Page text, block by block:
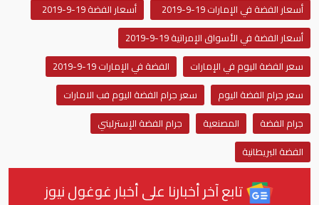
أسعار الفضة في الإمارات 19-9-2019
أسعار الفضة 19-9-2019
أسعار الفضة في الأسواق الإمراتية 19-9-2019
سعر الفضة اليوم في الإمارات
الفضة في الإمارات 19-9-2019
سعر جرام الفضة اليوم
سعر جرام الفضة اليوم فب الامارات
جرام الفضة
المصنعية
جرام الفضة الإسترليني
الفضة البريطانية
تابع آخر أخبارنا على أخبار غوغول نيوز